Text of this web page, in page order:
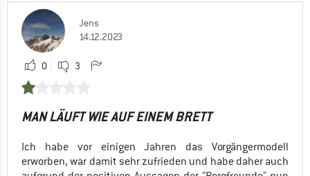
Jens
14.12.2023
0 3
MAN LÄUFT WIE AUF EINEM BRETT
Ich habe vor einigen Jahren das Vorgängermodell
erworben, war damit sehr zufrieden und habe daher auch